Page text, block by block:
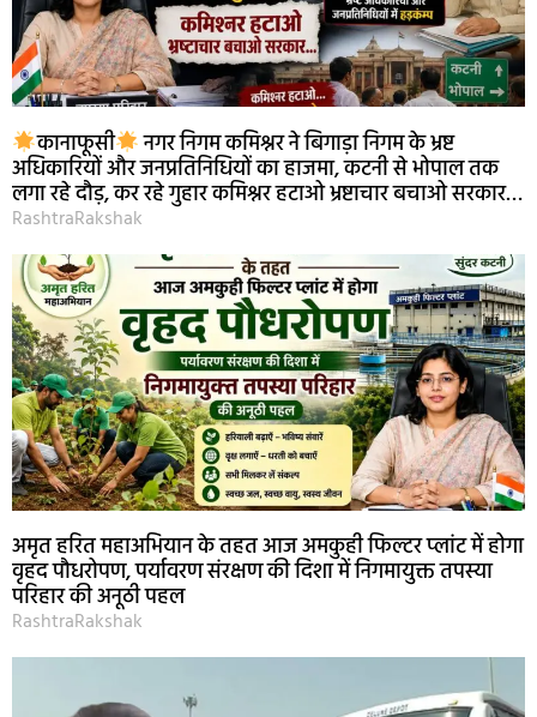
कानाफूसी नगर निगम कमिश्नर ने बिगाड़ा निगम के भ्रष्ट
अधिकारियों और जनप्रतिनिधियों का हाजमा, कटनी से भोपाल तक
लगा रहे दौड़, कर रहे गुहार कमिश्नर हटाओ भ्रष्टाचार बचाओ सरकार…
RashtraRakshak
अमृत हरित महाअभियान के तहत आज अमकुही फिल्टर प्लांट में होगा
वृहद पौधरोपण, पर्यावरण संरक्षण की दिशा में निगमायुक्त तपस्या
परिहार की अनूठी पहल
RashtraRakshak